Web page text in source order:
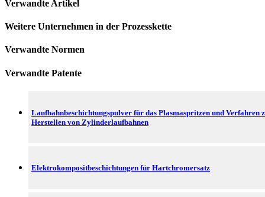
Verwandte Artikel
Weitere Unternehmen in der Prozesskette
Verwandte Normen
Verwandte Patente
Laufbahnbeschichtungspulver für das Plasmaspritzen und Verfahren
Herstellen von Zylinderlaufbahnen
Elektrokompositbeschichtungen für Hartchromersatz